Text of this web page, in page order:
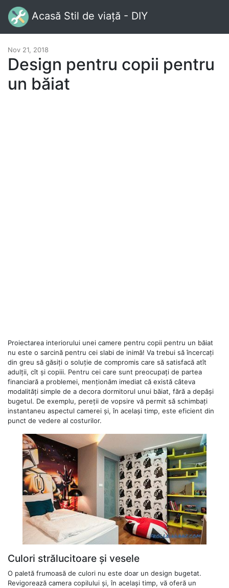
Acasă Stil de viață - DIY
Nov 21, 2018
Design pentru copii pentru
un băiat
Proiectarea interiorului unei camere pentru copii pentru un băiat
nu este o sarcină pentru cei slabi de inimă! Va trebui să încercați
din greu să găsiți o soluție de compromis care să satisfacă atît
adulții, cît și copiii. Pentru cei care sunt preocupați de partea
financiară a problemei, menționăm imediat că există câteva
modalități simple de a decora dormitorul unui băiat, fără a depăși
bugetul. De exemplu, pereții de vopsire vă permit să schimbați
instantaneu aspectul camerei și, în același timp, este eficient din
punct de vedere al costurilor.
Culori strălucitoare și vesele
O paletă frumoasă de culori nu este doar un design bugetat.
Revigorează camera copilului și, în același timp, vă oferă un